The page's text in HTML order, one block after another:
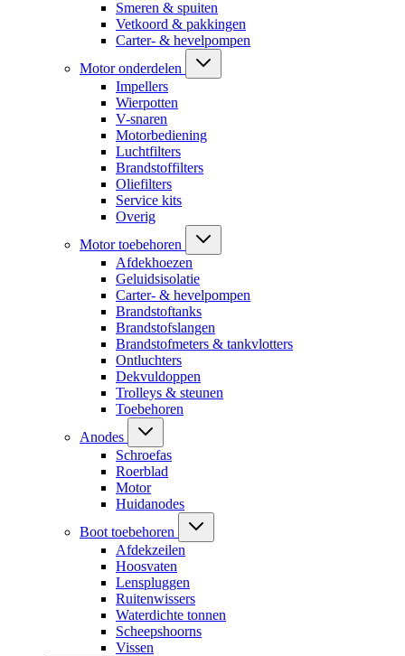
Smeren & spuiten
Vetkoord & pakkingen
Carter- & hevelpompen
Motor onderdelen
Impellers
Wierpotten
V-snaren
Motorbediening
Luchtfilters
Brandstoffilters
Oliefilters
Service kits
Overig
Motor toebehoren
Afdekhoezen
Geluidsisolatie
Carter- & hevelpompen
Brandstoftanks
Brandstofslangen
Brandstofmeters & tankvlotters
Ontluchters
Dekvuldoppen
Trolleys & steunen
Toebehoren
Anodes
Schroefas
Roerblad
Motor
Huidanodes
Boot toebehoren
Afdekzeilen
Hoosvaten
Lenspluggen
Ruitenwissers
Waterdichte tonnen
Scheepshoorns
Vissen